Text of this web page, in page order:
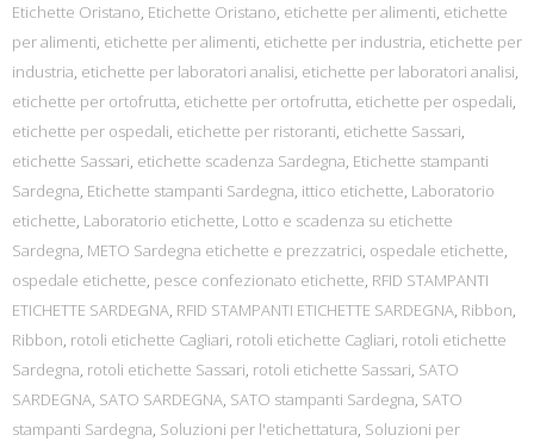
Etichette Oristano, Etichette Oristano, etichette per alimenti, etichette
per alimenti, etichette per alimenti, etichette per industria, etichette per
industria, etichette per laboratori analisi, etichette per laboratori analisi,
etichette per ortofrutta, etichette per ortofrutta, etichette per ospedali,
etichette per ospedali, etichette per ristoranti, etichette Sassari,
etichette Sassari, etichette scadenza Sardegna, Etichette stampanti
Sardegna, Etichette stampanti Sardegna, ittico etichette, Laboratorio
etichette, Laboratorio etichette, Lotto e scadenza su etichette
Sardegna, METO Sardegna etichette e prezzatrici, ospedale etichette,
ospedale etichette, pesce confezionato etichette, RFID STAMPANTI
ETICHETTE SARDEGNA, RFID STAMPANTI ETICHETTE SARDEGNA, Ribbon,
Ribbon, rotoli etichette Cagliari, rotoli etichette Cagliari, rotoli etichette
Sardegna, rotoli etichette Sassari, rotoli etichette Sassari, SATO
SARDEGNA, SATO SARDEGNA, SATO stampanti Sardegna, SATO
stampanti Sardegna, Soluzioni per l'etichettatura, Soluzioni per